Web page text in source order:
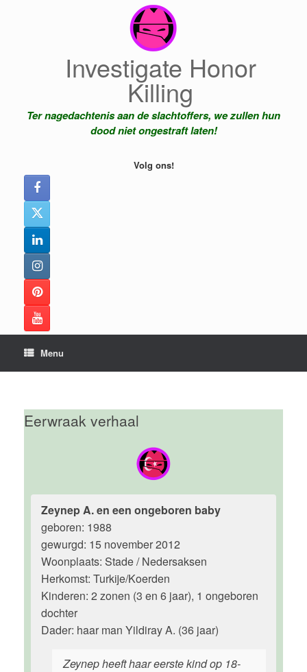
Investigate Honor
Killing
Ter nagedachtenis aan de slachtoffers, we zullen hun
dood niet ongestraft laten!
Volg ons!
Menu
Eerwraak verhaal
Zeynep A. en een ongeboren baby
geboren: 1988
gewurgd: 15 november 2012
Woonplaats: Stade / Nedersaksen
Herkomst: Turkije/Koerden
Kinderen: 2 zonen (3 en 6 jaar), 1 ongeboren
dochter
Dader: haar man Yildiray A. (36 jaar)
Zeynep heeft haar eerste kind op 18-